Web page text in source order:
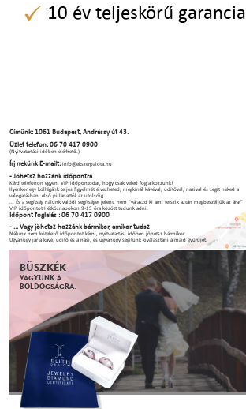
10 év teljeskörű garancia
Címünk: 1061 Budapest, Andrássy út 43.
Üzlet telefon: 06 70 417 0900
(Nyitvatartási időben elérhető.)
Írj nekünk E-mailt:info@ekszerpalota.hu
- Jöhetsz hozzánk időpontra
Kérd telefonon egyéni VIP időpontodat, hogy csak veled foglalkozzunk!
Ilyenkor egy kollégánk teljes figyelmét élvezheted, megkínál kávéval, üdítőval, nasival és segít neked a
válogatásban, első pillanattól az utolsóig.
... És a segítség nálunk valódi segítséget jelent, nem "válaszd ki ami tetszik aztán megbeszéljük az árat"
VIP időpontot Hétköznapokon 9-15 óra között tudunk adni.
Időpont foglalás : 06 70 417 0900
- ... Vagy jöhetsz hozzánk bármikor, amikor tudsz
Nálunk nem kötelező időpontot kérni, nyitvatartási időben jöhetsz bármikor.
Ugyanúgy jár a kávé, üdítő és a nasi, és ugyanúgy segítünk kiválasztani álmaid gyűrűjét.
BÜSZKÉK
VAGYUNK A
BOLDOGSÁGRA.